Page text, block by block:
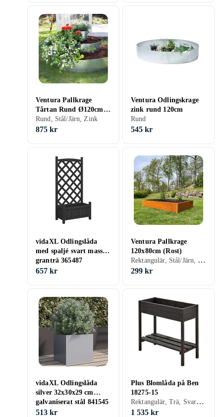
Ventura Pallkrage
Tårtan Rund Ø120cm
(Zink)
Rund, Stål/Järn, Zink
875 kr
Ventura Odlingskrage
zink rund 120cm
Rund
545 kr
vidaXL Odlingslåda
med spaljé svart massivt
granträ 365487
657 kr
Ventura Pallkrage
120x80cm (Rost)
Rektangulär, Stål/Järn, Röd, Rost, Obehandlad
299 kr
vidaXL Odlingslåda
silver 32x30x29 cm
galvaniserat stål 841545
513 kr
Plus Blomlåda på Ben
18275-15
Rektangulär, Trä, Svart, Ben
1 535 kr